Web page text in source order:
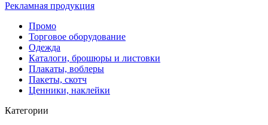
Рекламная продукция
Промо
Торговое оборудование
Одежда
Каталоги, брошюры и листовки
Плакаты, воблеры
Пакеты, скотч
Ценники, наклейки
Категории